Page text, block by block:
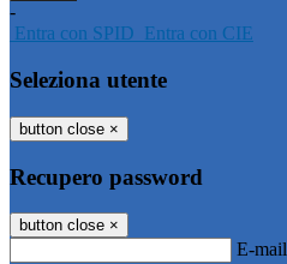
-
Entra con SPID Entra con CIE
Seleziona utente
button close ×
Recupero password
button close ×
E-mail